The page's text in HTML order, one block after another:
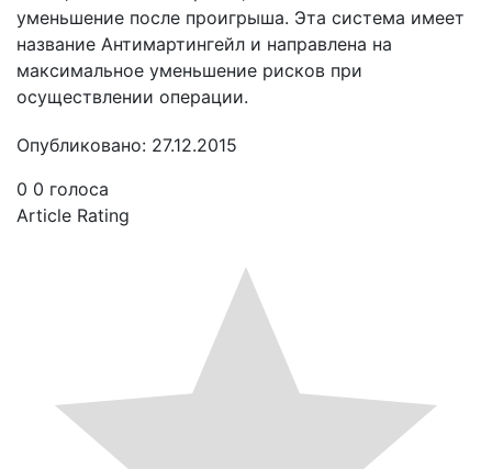
уменьшение после проигрыша. Эта система имеет
название Антимартингейл и направлена на
максимальное уменьшение рисков при
осуществлении операции.
Опубликовано: 27.12.2015
0 0 голоса
Article Rating